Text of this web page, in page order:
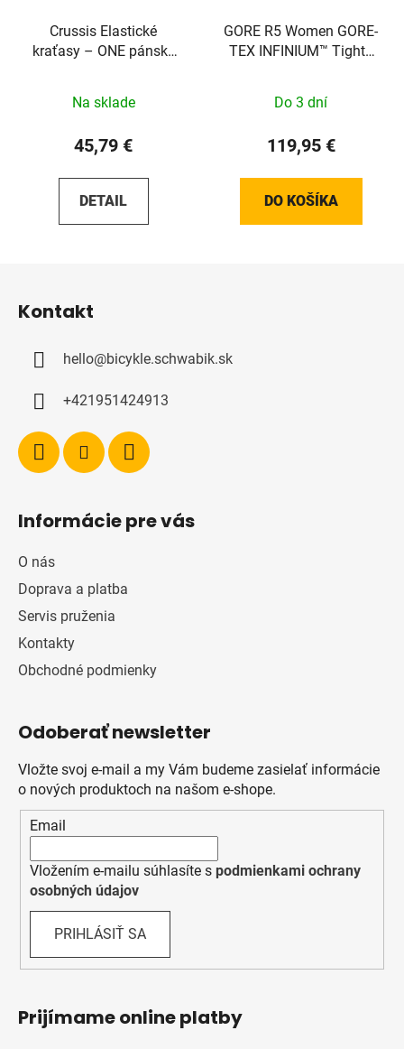
Crussis Elastické
kraťasy – ONE pánské
Na sklade
45,79 €
DETAIL
GORE R5 Women GORE-
TEX INFINIUM™ Tights
Do 3 dní
119,95 €
DO KOŠÍKA
Kontakt
hello@bicykle.schwabik.sk
+421951424913
Informácie pre vás
O nás
Doprava a platba
Servis pruženia
Kontakty
Obchodné podmienky
Odoberať newsletter
Vložte svoj e-mail a my Vám budeme zasielať informácie
o nových produktoch na našom e-shope.
Email
Vložením e-mailu súhlasíte s podmienkami ochrany
osobných údajov
PRIHLÁSIŤ SA
Prijímame online platby